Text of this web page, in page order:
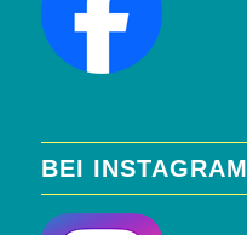
BEI INSTAGRAM